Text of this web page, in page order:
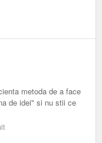
metoda de a face
de idei" si nu stii ce